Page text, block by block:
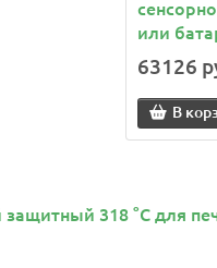
или
63126
В
318 °C для